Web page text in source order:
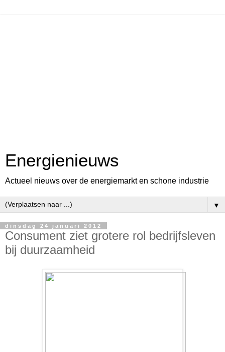
Energienieuws
Actueel nieuws over de energiemarkt en schone industrie
▼
dinsdag 24 januari 2012
Consument ziet grotere rol bedrijfsleven
bij duurzaamheid